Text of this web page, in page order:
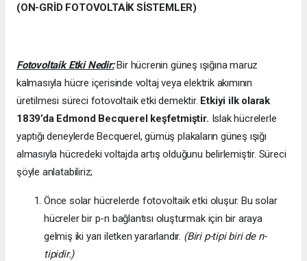
(ON-GRİD FOTOVOLTAİK SİSTEMLER)
Fotovoltaik Etki Nedir:Bir hücrenin güneş ışığına maruz
kalmasıyla hücre içerisinde voltaj veya elektrik akımının
üretilmesi süreci fotovoltaik etki demektir. Etkiyi ilk olarak
1839’da Edmond Becquerel keşfetmiştir. Islak hücrelerle
yaptığı deneylerde Becquerel, gümüş plakaların güneş ışığı
almasıyla hücredeki voltajda artış olduğunu belirlemiştir. Süreci
şöyle anlatabiliriz;
Önce solar hücrelerde fotovoltaik etki oluşur. Bu solar
hücreler bir p-n bağlantısı oluşturmak için bir araya
gelmiş iki yarı iletken yararlandır. (Biri p-tipi biri de n-
tipidir.)